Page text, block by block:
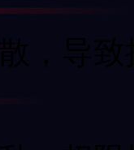
，导